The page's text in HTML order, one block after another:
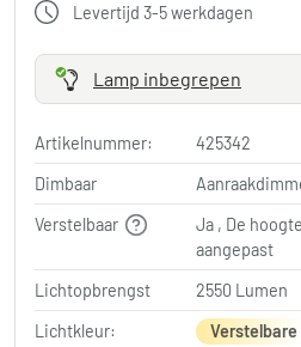
Levertijd 3-5 werkdagen
Lamp inbegrepen
Artikelnummer:
425342
Dimbaar
Verstelbaar
Ja , De
aangepast
Lichtopbrengst
2550 Lumen
Lichtkleur: